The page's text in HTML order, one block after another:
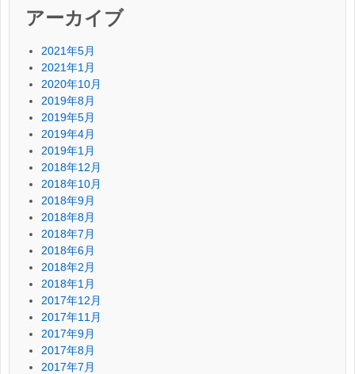
アーカイブ
2021年5月
2021年1月
2020年10月
2019年8月
2019年5月
2019年4月
2019年1月
2018年12月
2018年10月
2018年9月
2018年8月
2018年7月
2018年6月
2018年2月
2018年1月
2017年12月
2017年11月
2017年9月
2017年8月
2017年7月